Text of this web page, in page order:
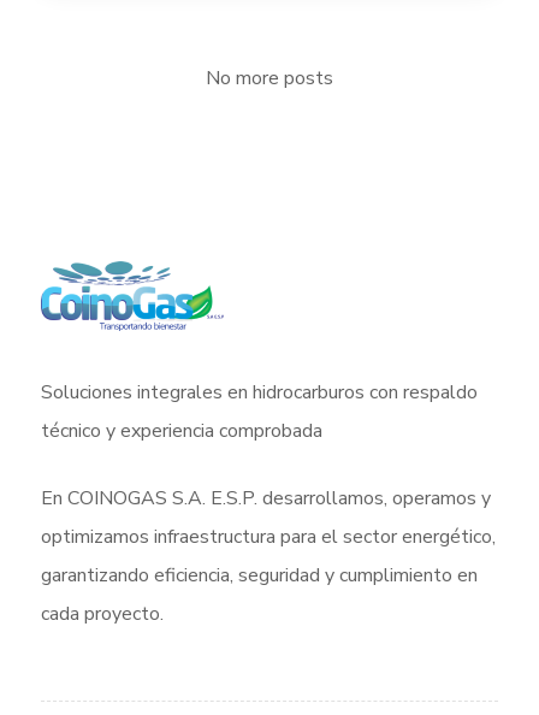
No more posts
Soluciones integrales en hidrocarburos con respaldo
técnico y experiencia comprobada
En COINOGAS S.A. E.S.P. desarrollamos, operamos y
optimizamos infraestructura para el sector energético,
garantizando eficiencia, seguridad y cumplimiento en
cada proyecto.